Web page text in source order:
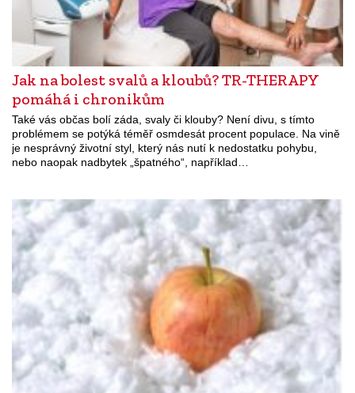
Jak na bolest svalů a kloubů? TR-THERAPY
pomáhá i chronikům
Také vás občas bolí záda, svaly či klouby? Není divu, s tímto
problémem se potýká téměř osmdesát procent populace. Na vině
je nesprávný životní styl, který nás nutí k nedostatku pohybu,
nebo naopak nadbytek „špatného“, například…